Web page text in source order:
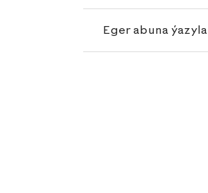
Eger abuna